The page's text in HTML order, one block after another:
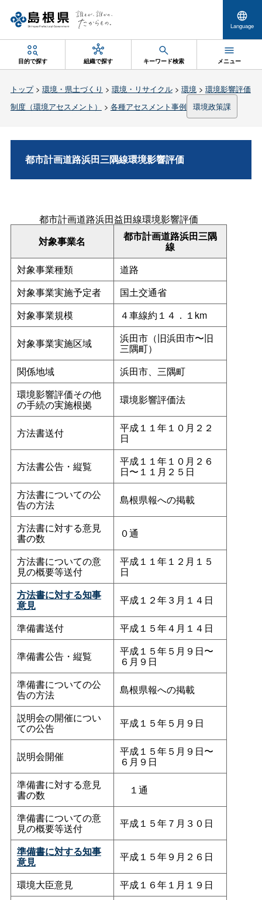
Language
目的で探す 組織で探す キーワード検索 メニュー
トップ> 環境・県土づくり > 環境・リサイクル> 環境> 環境影響評価
制度（環境アセスメント）
> 各種アセスメント事例 環境政策課
都市計画道路浜田三隅線環境影響評価
対象事業名 都市計画道路浜田三隅
線
都市計画道路浜田益田線環境影響評価
対象事業種類
道路
対象事業実施予定者
国土交通省
対象事業規模
４車線約１４．１km
対象事業実施区域 浜田市（旧浜田市〜旧
三隅町）
関係地域
浜田市、三隅町
環境影響評価その他
の手続の実施根拠 環境影響評価法
方法書送付 平成１１年１０月２２
日
方法書公告・縦覧 平成１１年１０月２６
日〜１１月２５日
方法書についての公
告の方法 島根県報への掲載
方法書に対する意見
書の数 ０通
方法書についての意
見の概要等送付
平成１１年１２月１５
日
方法書に対する知事
意見 平成１２年３月１４日
準備書送付 平成１５年４月１４日
準備書公告・縦覧 平成１５年５月９日〜
６月９日
準備書についての公
告の方法 島根県報への掲載
説明会の開催につい
ての公告 平成１５年５月９日
説明会開催 平成１５年５月９日〜
６月９日
準備書に対する意見
書の数 １通
準備書についての意
見の概要等送付 平成１５年７月３０日
準備書に対する知事
意見 平成１５年９月２６日
環境大臣意見
平成１６年１月１９日